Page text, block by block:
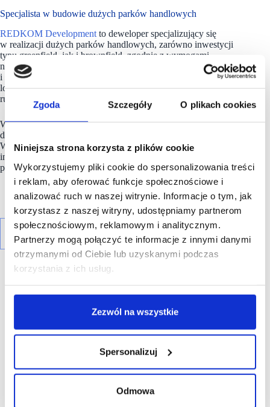
Zgoda Szczegóły O plikach cookies
Niniejsza strona korzysta z plików cookie
Wykorzystujemy pliki cookie do spersonalizowania treści
i reklam, aby oferować funkcje społecznościowe i
analizować ruch w naszej witrynie. Informacje o tym, jak
korzystasz z naszej witryny, udostępniamy partnerom
społecznościowym, reklamowym i analitycznym.
Partnerzy mogą połączyć te informacje z innymi danymi
otrzymanymi od Ciebie lub uzyskanymi podczas
korzystania z ich usług.
Zezwól na wszystkie
Spersonalizuj
Odmowa
Specjalista w budowie dużych parków handlowych
REDKOM Development to deweloper specjalizujący się
w realizacji dużych parków handlowych, zarówno inwestycji
typu greenfield, jak i brownfield, zgodnie z wymogami
nowoczesnego handlu, przy współpracy ze znanymi
i sprawdzonymi partnerami. Realizuje także projekty
logistyczne i mieszkaniowe. Firma działa na rynku polskim,
rumuńskim i hiszpańskim.
W 2023 i 2024 rokuRedkom Developmentoddał
do użytkowania 46 tys. m kw. parków handlowych w Polsce.
W bieżącym roku spółka rozpoczyna realizację kolejnych
inwestycji komercyjnych, których powierzchnia handlowa
przekroczy 100 000 tys. mkw.